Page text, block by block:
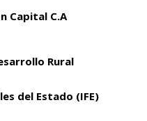
Capital C.A
Rural
del Estado (IFE)